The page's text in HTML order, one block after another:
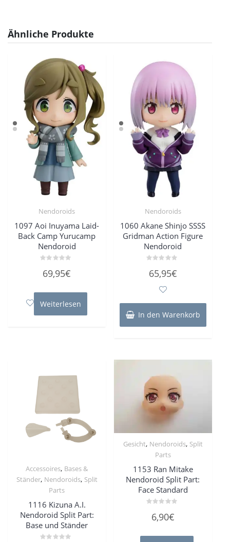
Ähnliche Produkte
Nendoroids
1097 Aoi Inuyama Laid-
Back Camp Yurucamp
Nendoroid
mit
5
69,95€
Weiterlesen
Nendoroids
1060 Akane Shinjo SSSS
Gridman Action Figure
Nendoroid
mit
65,95€
In den Warenkorb
Accessoires, Bases &
Ständer, Nendoroids, Split
Parts
1116 Kizuna A.I.
Nendoroid Split Part:
Base und Ständer
Gesicht, Nendoroids, Split
Parts
1153 Ran Mitake
Nendoroid Split Part:
Face Standard
mit
5
6,90€